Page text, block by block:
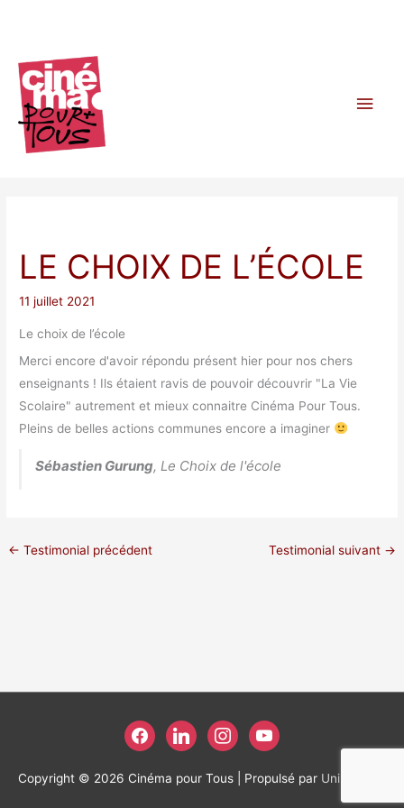
LE CHOIX DE L’ÉCOLE
11 juillet 2021
Le choix de l’école
Merci encore d'avoir répondu présent hier pour nos chers
enseignants ! Ils étaient ravis de pouvoir découvrir "La Vie
Scolaire" autrement et mieux connaitre Cinéma Pour Tous.
Pleins de belles actions communes encore a imaginer
Sébastien Gurung,Le Choix de l'école
← Testimonial précédent Testimonial suivant →
facebooklinkedin instagramyoutube
Copyright © 2026 Cinéma pour Tous | Propulsé par Unikweb